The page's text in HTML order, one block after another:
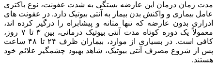
مدت زمان درمان این عارضه بستگی به شدت عفونت، نوع باکتری
عامل بیماری و واکنش بدن بیمار به آنتی بیوتیک دارد. در عفونت های
ادراری بدون عارضه که تنها مثانه و پیشابراه را درگیر کرده اند،
معمولاً یک دوره کوتاه مدت آنتی بیوتیک درمانی، بین ۳ تا ۷ روز،
کافی است. در بسیاری از موارد، بیماران ظرف ۲۴ تا ۴۸ ساعت
پس از شروع مصرف آنتی بیوتیک، شاهد بهبود چشمگیر علائم خود
هستند.